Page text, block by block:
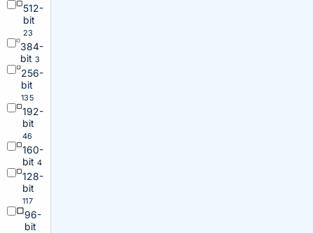
512-
bit
23
384-
bit 3
256-
bit
135
192-
bit
46
160-
bit 4
128-
bit
117
96-
bit